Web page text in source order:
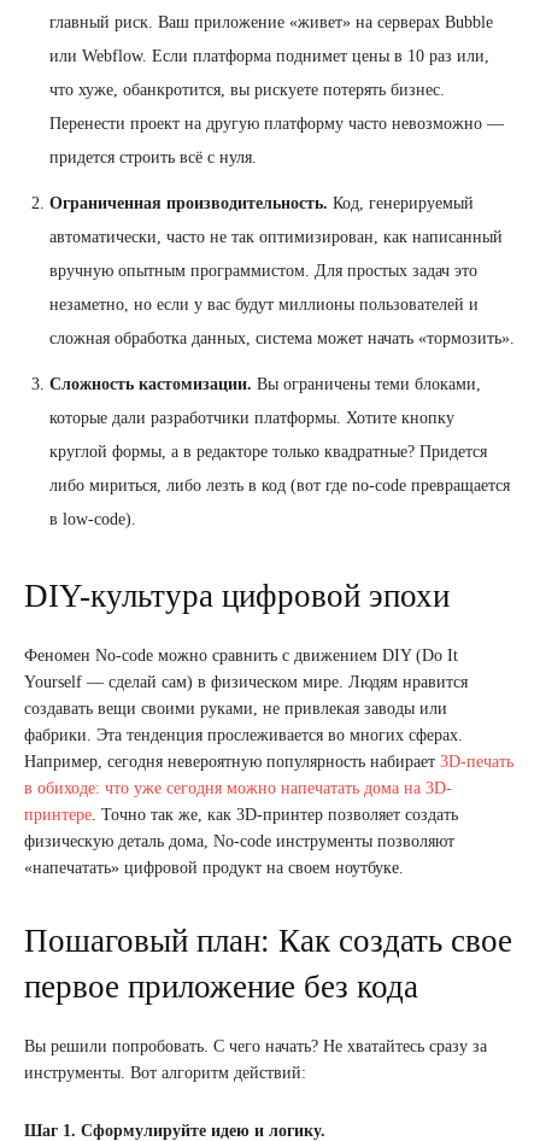
главный риск. Ваш приложение «живет» на серверах Bubble
или Webflow. Если платформа поднимет цены в 10 раз или,
что хуже, обанкротится, вы рискуете потерять бизнес.
Перенести проект на другую платформу часто невозможно —
придется строить всё с нуля.
Ограниченная производительность. Код, генерируемый
автоматически, часто не так оптимизирован, как написанный
вручную опытным программистом. Для простых задач это
незаметно, но если у вас будут миллионы пользователей и
сложная обработка данных, система может начать «тормозить».
Сложность кастомизации. Вы ограничены теми блоками,
которые дали разработчики платформы. Хотите кнопку
круглой формы, а в редакторе только квадратные? Придется
либо мириться, либо лезть в код (вот где no-code превращается
в low-code).
DIY-культура цифровой эпохи
Феномен No-code можно сравнить с движением DIY (Do It
Yourself — сделай сам) в физическом мире. Людям нравится
создавать вещи своими руками, не привлекая заводы или
фабрики. Эта тенденция прослеживается во многих сферах.
Например, сегодня невероятную популярность набирает 3D-печать
в обиходе: что уже сегодня можно напечатать дома на 3D-
принтере. Точно так же, как 3D-принтер позволяет создать
физическую деталь дома, No-code инструменты позволяют
«напечатать» цифровой продукт на своем ноутбуке.
Пошаговый план: Как создать свое
первое приложение без кода
Вы решили попробовать. С чего начать? Не хватайтесь сразу за
инструменты. Вот алгоритм действий:
Шаг 1. Сформулируйте идею и логику.